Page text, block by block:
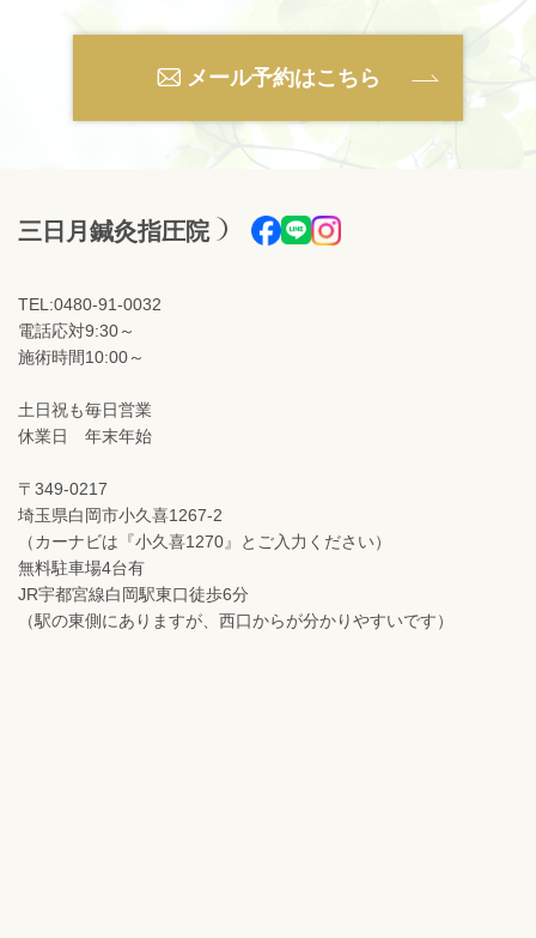
メール予約はこちら
三日月鍼灸指圧院
TEL:0480-91-0032
電話応対9:30～
施術時間10:00～
土日祝も毎日営業
休業日 年末年始
〒349-0217
埼玉県白岡市小久喜1267-2
（カーナビは『小久喜1270』とご入力ください）
無料駐車場4台有
JR宇都宮線白岡駅東口徒歩6分
（駅の東側にありますが、西口からが分かりやすいです）